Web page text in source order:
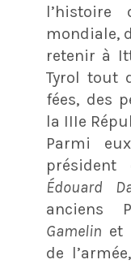
l’histoire
mondiale,
retenir à
Tyrol tout
fées, des
la IIIe
Parmi
Édouard
anciens
Gamelin et
de l’armée,